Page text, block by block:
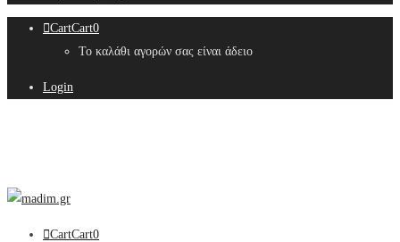
CartCart0
Το καλάθι αγορών σας είναι άδειο
Login
CartCart0